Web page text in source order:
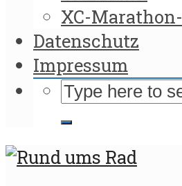
XC-
Datenschutz
Impressum